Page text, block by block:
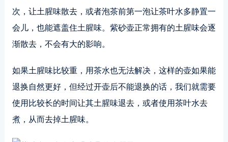
次，让土腥味散去，或者泡茶前第一泡让茶叶水多静置一
会儿，也能遮盖住土腥味。紫砂壶正常拥有的土腥味会逐
渐散去，不会有大的影响。
如果土腥味比较重，用茶水也无法解决，这样的壶如果能
退换自然更好，但经过开壶后不能退换的话，我们就需要
使用比较长的时间让其土腥味退去，或者使用茶叶水去
煮，从而去掉土腥味。